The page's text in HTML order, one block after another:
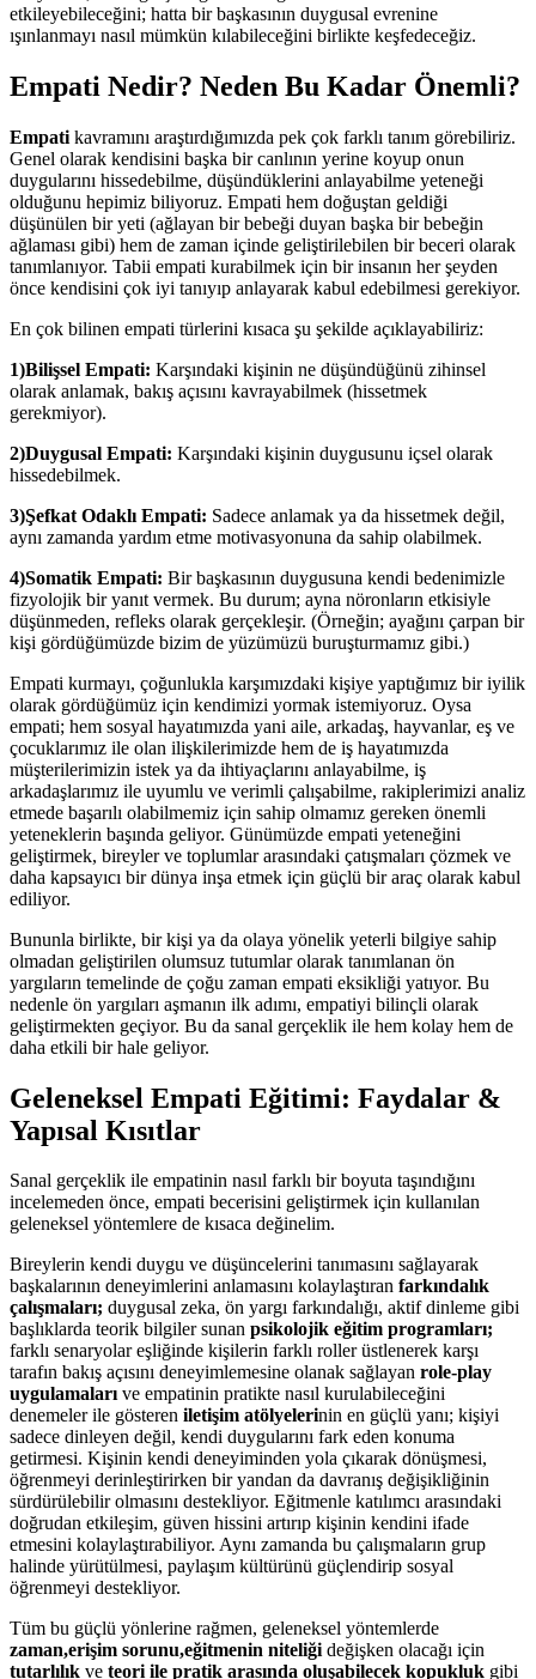
etkileyebileceğini; hatta bir başkasının duygusal evrenine
ışınlanmayı nasıl mümkün kılabileceğini birlikte keşfedeceğiz.
Empati Nedir? Neden Bu Kadar Önemli?
Empati kavramını araştırdığımızda pek çok farklı tanım görebiliriz.
Genel olarak kendisini başka bir canlının yerine koyup onun
duygularını hissedebilme, düşündüklerini anlayabilme yeteneği
olduğunu hepimiz biliyoruz. Empati hem doğuştan geldiği
düşünülen bir yeti (ağlayan bir bebeği duyan başka bir bebeğin
ağlaması gibi) hem de zaman içinde geliştirilebilen bir beceri olarak
tanımlanıyor. Tabii empati kurabilmek için bir insanın her şeyden
önce kendisini çok iyi tanıyıp anlayarak kabul edebilmesi gerekiyor.
En çok bilinen empati türlerini kısaca şu şekilde açıklayabiliriz:
1)Bilişsel Empati: Karşındaki kişinin ne düşündüğünü zihinsel
olarak anlamak, bakış açısını kavrayabilmek (hissetmek
gerekmiyor).
2)Duygusal Empati: Karşındaki kişinin duygusunu içsel olarak
hissedebilmek.
3)Şefkat Odaklı Empati: Sadece anlamak ya da hissetmek değil,
aynı zamanda yardım etme motivasyonuna da sahip olabilmek.
4)Somatik Empati: Bir başkasının duygusuna kendi bedenimizle
fizyolojik bir yanıt vermek. Bu durum; ayna nöronların etkisiyle
düşünmeden, refleks olarak gerçekleşir. (Örneğin; ayağını çarpan bir
kişi gördüğümüzde bizim de yüzümüzü buruşturmamız gibi.)
Empati kurmayı, çoğunlukla karşımızdaki kişiye yaptığımız bir iyilik
olarak gördüğümüz için kendimizi yormak istemiyoruz. Oysa
empati; hem sosyal hayatımızda yani aile, arkadaş, hayvanlar, eş ve
çocuklarımız ile olan ilişkilerimizde hem de iş hayatımızda
müşterilerimizin istek ya da ihtiyaçlarını anlayabilme, iş
arkadaşlarımız ile uyumlu ve verimli çalışabilme, rakiplerimizi analiz
etmede başarılı olabilmemiz için sahip olmamız gereken önemli
yeteneklerin başında geliyor. Günümüzde empati yeteneğini
geliştirmek, bireyler ve toplumlar arasındaki çatışmaları çözmek ve
daha kapsayıcı bir dünya inşa etmek için güçlü bir araç olarak kabul
ediliyor.
Bununla birlikte, bir kişi ya da olaya yönelik yeterli bilgiye sahip
olmadan geliştirilen olumsuz tutumlar olarak tanımlanan ön
yargıların temelinde de çoğu zaman empati eksikliği yatıyor. Bu
nedenle ön yargıları aşmanın ilk adımı, empatiyi bilinçli olarak
geliştirmekten geçiyor. Bu da sanal gerçeklik ile hem kolay hem de
daha etkili bir hale geliyor.
Geleneksel Empati Eğitimi: Faydalar &
Yapısal Kısıtlar
Sanal gerçeklik ile empatinin nasıl farklı bir boyuta taşındığını
incelemeden önce, empati becerisini geliştirmek için kullanılan
geleneksel yöntemlere de kısaca değinelim.
Bireylerin kendi duygu ve düşüncelerini tanımasını sağlayarak
başkalarının deneyimlerini anlamasını kolaylaştıran farkındalık
çalışmaları; duygusal zeka, ön yargı farkındalığı, aktif dinleme gibi
başlıklarda teorik bilgiler sunan psikolojik eğitim programları;
farklı senaryolar eşliğinde kişilerin farklı roller üstlenerek karşı
tarafın bakış açısını deneyimlemesine olanak sağlayan role-play
uygulamalarıve empatinin pratikte nasıl kurulabileceğini
denemeler ile gösteren iletişim atölyelerinin en güçlü yanı; kişiyi
sadece dinleyen değil, kendi duygularını fark eden konuma
getirmesi. Kişinin kendi deneyiminden yola çıkarak dönüşmesi,
öğrenmeyi derinleştirirken bir yandan da davranış değişikliğinin
sürdürülebilir olmasını destekliyor. Eğitmenle katılımcı arasındaki
doğrudan etkileşim, güven hissini artırıp kişinin kendini ifade
etmesini kolaylaştırabiliyor. Aynı zamanda bu çalışmaların grup
halinde yürütülmesi, paylaşım kültürünü güçlendirip sosyal
öğrenmeyi destekliyor.
Tüm bu güçlü yönlerine rağmen, geleneksel yöntemlerde
zaman,erişim sorunu,eğitmenin niteliğideğişken olacağı için
tutarlılık ve teori ile pratik arasında oluşabilecek kopukluk gibi